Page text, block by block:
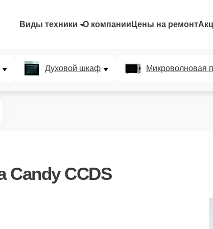
Виды техники О компании Цены на ремонт
Духовой шкаф Микроволновая
Candy CCDS